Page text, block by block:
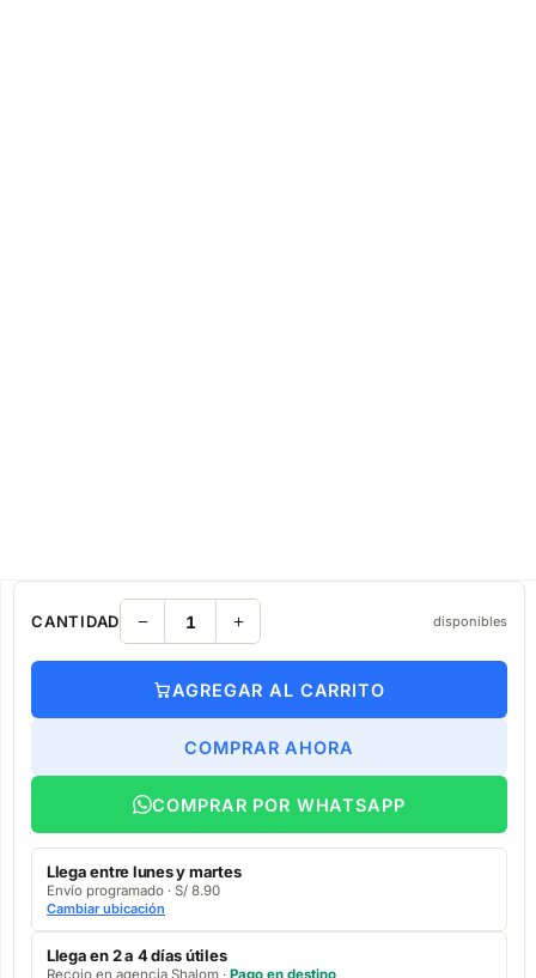
CANTIDAD disponibles
AGREGAR AL CARRITO
COMPRAR AHORA
COMPRAR POR WHATSAPP
Llega entre lunes y martes
Envío programado · S/ 8.90
Cambiar ubicación
Llega en 2 a 4 días útiles
Recojo en agencia Shalom · Pago en destino